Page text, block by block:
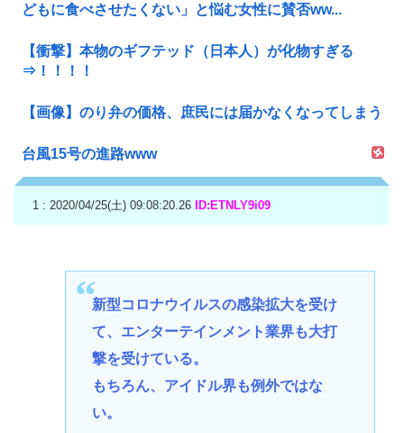
どもに食べさせたくない」と悩む女性に賛否ww...
【衝撃】本物のギフテッド（日本人）が化物すぎる
⇒！！！！
【画像】のり弁の価格、庶民には届かなくなってしまう
台風15号の進路www
1 : 2020/04/25(土) 09:08:20.26 ID:ETNLY9i09
新型コロナウイルスの感染拡大を受け
て、エンターテインメント業界も大打
撃を受けている。
もちろん、アイドル界も例外ではな
い。